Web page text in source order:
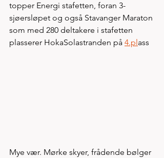
topper Energi stafetten, foran 3-
sjøersløpet og også Stavanger Maraton
som med 280 deltakere i stafetten
plasserer HokaSolastranden på 4.pl ass
Mye vær. Mørke skyer, frådende bølger